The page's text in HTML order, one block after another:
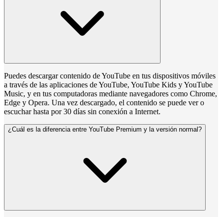
Puedes descargar contenido de YouTube en tus dispositivos móviles
a través de las aplicaciones de YouTube, YouTube Kids y YouTube
Music, y en tus computadoras mediante navegadores como Chrome,
Edge y Opera. Una vez descargado, el contenido se puede ver o
escuchar hasta por 30 días sin conexión a Internet.
¿Cuál es la diferencia entre YouTube Premium y la versión normal?